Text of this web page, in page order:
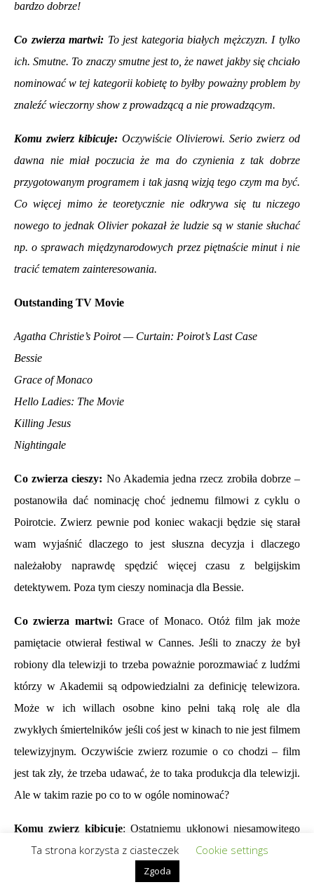
bardzo dobrze!
Co zwierza martwi: To jest kategoria białych mężczyzn. I tylko
ich. Smutne. To znaczy smutne jest to, że nawet jakby się chciało
nominować w tej kategorii kobietę to byłby poważny problem by
znaleźć wieczorny show z prowadzącą a nie prowadzącym.
Komu zwierz kibicuje: Oczywiście Olivierowi. Serio zwierz od
dawna nie miał poczucia że ma do czynienia z tak dobrze
przygotowanym programem i tak jasną wizją tego czym ma być.
Co więcej mimo że teoretycznie nie odkrywa się tu niczego
nowego to jednak Olivier pokazał że ludzie są w stanie słuchać
np. o sprawach międzynarodowych przez piętnaście minut i nie
tracić tematem zainteresowania.
Outstanding TV Movie
Agatha Christie’s Poirot — Curtain: Poirot’s Last Case
Bessie
Grace of Monaco
Hello Ladies: The Movie
Killing Jesus
Nightingale
Co zwierza cieszy: No Akademia jedna rzecz zrobiła dobrze –
postanowiła dać nominację choć jednemu filmowi z cyklu o
Poirotcie. Zwierz pewnie pod koniec wakacji będzie się starał
wam wyjaśnić dlaczego to jest słuszna decyzja i dlaczego
należałoby naprawdę spędzić więcej czasu z belgijskim
detektywem. Poza tym cieszy nominacja dla Bessie.
Co zwierza martwi: Grace of Monaco. Otóż film jak może
pamiętacie otwierał festiwal w Cannes. Jeśli to znaczy że był
robiony dla telewizji to trzeba poważnie porozmawiać z ludźmi
którzy w Akademii są odpowiedzialni za definicję telewizora.
Może w ich willach osobne kino pełni taką rolę ale dla
zwykłych śmiertelników jeśli coś jest w kinach to nie jest filmem
telewizyjnym. Oczywiście zwierz rozumie o co chodzi – film
jest tak zły, że trzeba udawać, że to taka produkcja dla telewizji.
Ale w takim razie po co to w ogóle nominować?
Komu zwierz kibicuje: Ostatniemu ukłonowi niesamowitego
serialu.
Outstanding Guest Actress in a Drama Series
Ta strona korzysta z ciasteczek Cookie settings
Zgoda